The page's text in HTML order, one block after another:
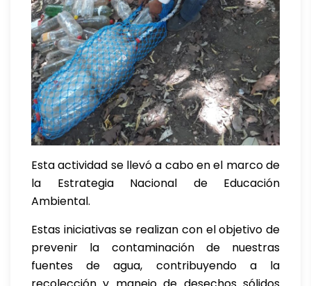
Esta actividad se llevó a cabo en el marco de
la Estrategia Nacional de Educación
Ambiental.
Estas iniciativas se realizan con el objetivo de
prevenir la contaminación de nuestras
fuentes de agua, contribuyendo a la